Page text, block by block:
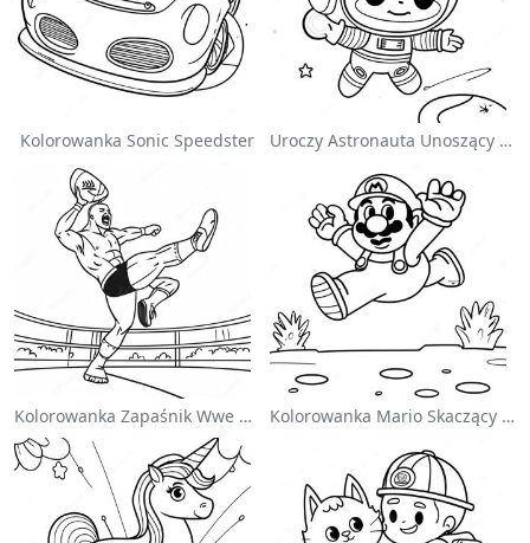
Kolorowanka Sonic Speedster Uroczy Astronauta Unoszący Się W Kosmosie - Kolorowanka
Kolorowanka Zapaśnik Wwe Skaczący Na Przeciwnika Kolorowanka Mario Skaczący Nad Goombami